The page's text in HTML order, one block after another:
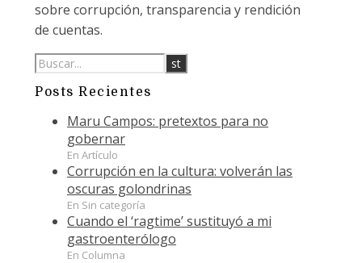
sobre corrupción, transparencia y rendición
de cuentas.
Posts Recientes
Maru Campos: pretextos para no
gobernar
En Artículo
Corrupción en la cultura: volverán las
oscuras golondrinas
En Sin categoría
Cuando el ‘ragtime’ sustituyó a mi
gastroenterólogo
En Columna